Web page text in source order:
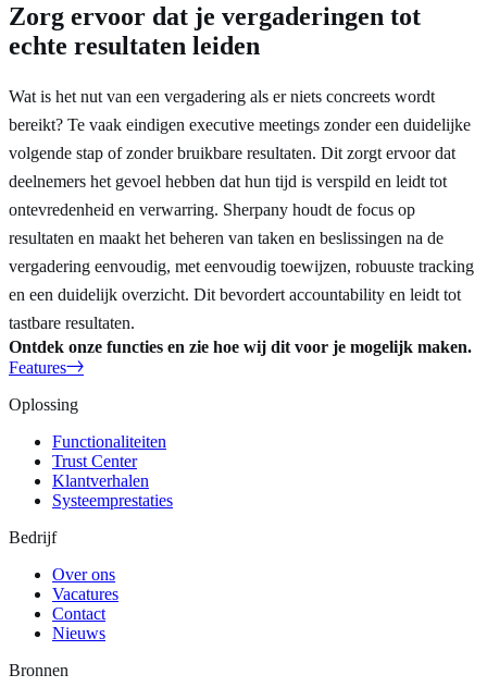
Zorg ervoor dat je vergaderingen tot
echte resultaten leiden
Wat is het nut van een vergadering als er niets concreets wordt
bereikt? Te vaak eindigen executive meetings zonder een duidelijke
volgende stap of zonder bruikbare resultaten. Dit zorgt ervoor dat
deelnemers het gevoel hebben dat hun tijd is verspild en leidt tot
ontevredenheid en verwarring. Sherpany houdt de focus op
resultaten en maakt het beheren van taken en beslissingen na de
vergadering eenvoudig, met eenvoudig toewijzen, robuuste tracking
en een duidelijk overzicht. Dit bevordert accountability en leidt tot
tastbare resultaten.
Ontdek onze functies en zie hoe wij dit voor je mogelijk maken.
Features
Oplossing
Functionaliteiten
Trust Center
Klantverhalen
Systeemprestaties
Bedrijf
Over ons
Vacatures
Contact
Nieuws
Bronnen